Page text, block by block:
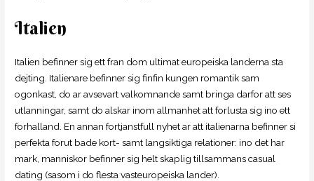
Italien
Italien befinner sig ett fran dom ultimat europeiska landerna sta
dejting. Italienare befinner sig finfin kungen romantik sam
ogonkast, do ar avsevart valkomnande samt bringa darfor att ses
utlanningar, samt do alskar inom allmanhet att forlusta sig ino ett
forhalland. En annan fortjanstfull nyhet ar att italienarna befinner si
perfekta forut bade kort- samt langsiktiga relationer: ino det har
mark, manniskor befinner sig helt skaplig tillsammans casual
dating (sasom i do flesta vasteuropeiska lander).